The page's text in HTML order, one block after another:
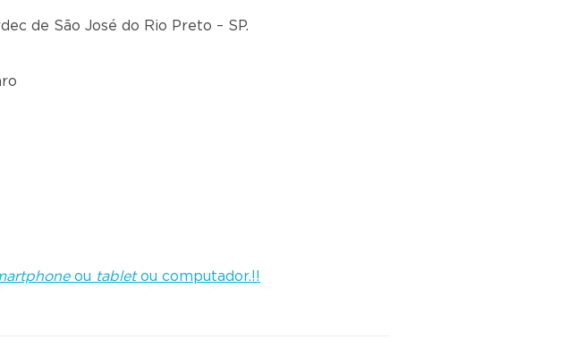
de São José do Rio Preto – SP.
ou tabletou computador.!!